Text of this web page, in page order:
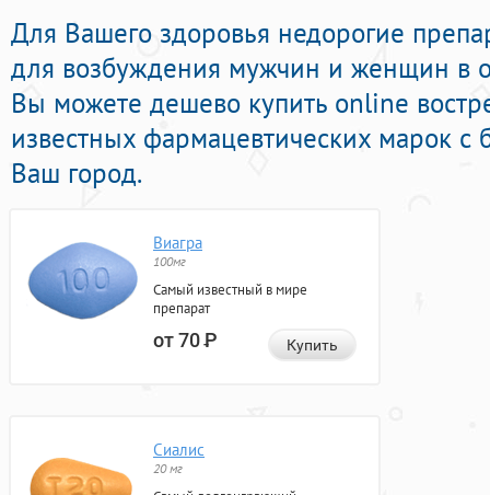
Для Вашего здоровья недорогие
для возбуждения мужчин и женщин в
Вы можете дешево купить online
известных фармацевтических марок с
Ваш город.
Виагра
100мг
Самый известный в мире
препарат
от 70Р Купить
Сиалис
20 мг